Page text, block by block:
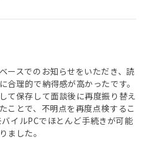
ースでのお知らせをいただき、読
合理的で納得感が高かったです。
て保存して面談後に再度振り替え
ことで、不明点を再度点検するこ
イルPCでほとんど手続きが可能
ました。